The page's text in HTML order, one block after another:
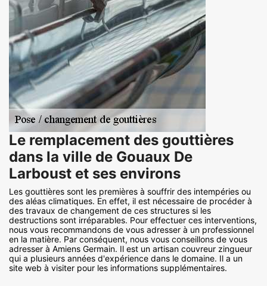
Le remplacement des gouttières
dans la ville de Gouaux De
Larboust et ses environs
Les gouttières sont les premières à souffrir des intempéries ou
des aléas climatiques. En effet, il est nécessaire de procéder à
des travaux de changement de ces structures si les
destructions sont irréparables. Pour effectuer ces interventions,
nous vous recommandons de vous adresser à un professionnel
en la matière. Par conséquent, nous vous conseillons de vous
adresser à Amiens Germain. Il est un artisan couvreur zingueur
qui a plusieurs années d'expérience dans le domaine. Il a un
site web à visiter pour les informations supplémentaires.